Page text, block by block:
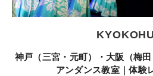
神戸（三宮・元町）・大阪（梅
アンダンス教室｜体験